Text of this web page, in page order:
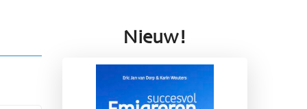
Nieuw!